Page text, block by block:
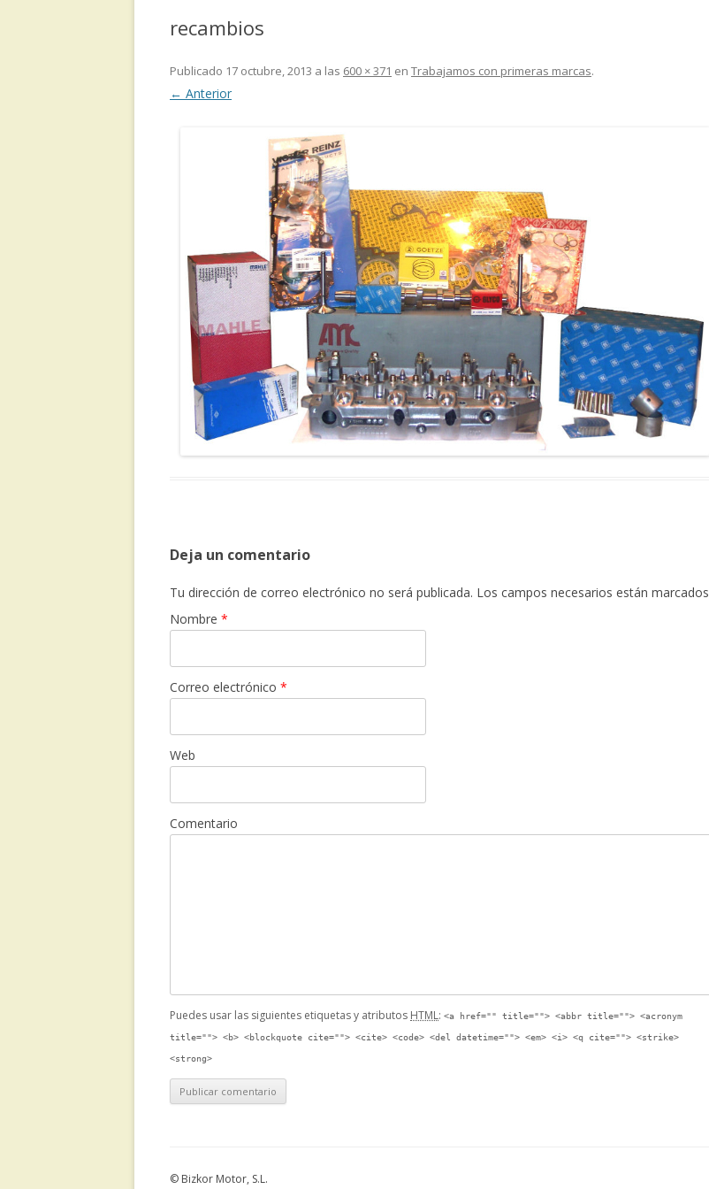
recambios
Publicado 17 octubre, 2013 a las 600 × 371 en Trabajamos con primeras marcas.
← Anterior
Deja un comentario
Tu dirección de correo electrónico no será publicada. Los campos necesarios están marcados
Nombre *
Correo electrónico *
Web
Comentario
Puedes usar las siguientes etiquetas y atributos HTML: <a href="" title=""> <abbr title=""> <acronym
title=""> <b> <blockquote cite=""> <cite> <code> <del datetime=""> <em> <i> <q cite=""> <strike>
<strong>
© Bizkor Motor, S.L.